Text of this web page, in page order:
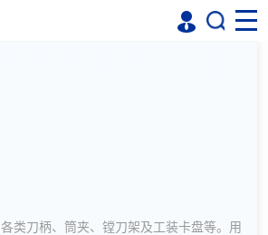
类刀柄、筒夹、镗刀架及工装卡盘等。用